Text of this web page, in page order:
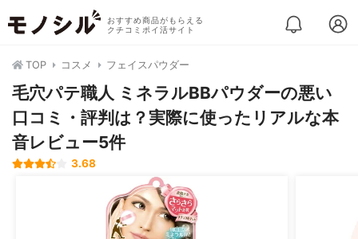
おすすめ商品がもらえる
クチコミポイ活サイト
TOP コスメ フェイスパウダー
毛穴パテ職人 ミネラルBBパウダーの悪い
口コミ・評判は？実際に使ったリアルな本
音レビュー5件
3.68